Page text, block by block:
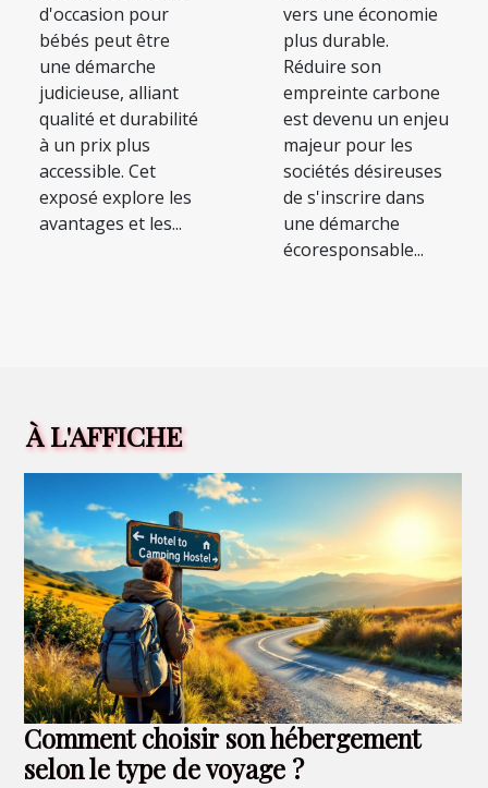
d'occasion pour
bébés peut être
une démarche
judicieuse, alliant
qualité et durabilité
à un prix plus
accessible. Cet
exposé explore les
avantages et les...
vers une économie
plus durable.
Réduire son
empreinte carbone
est devenu un enjeu
majeur pour les
sociétés désireuses
de s'inscrire dans
une démarche
écoresponsable...
À L'AFFICHE
Comment choisir son hébergement
selon le type de voyage ?